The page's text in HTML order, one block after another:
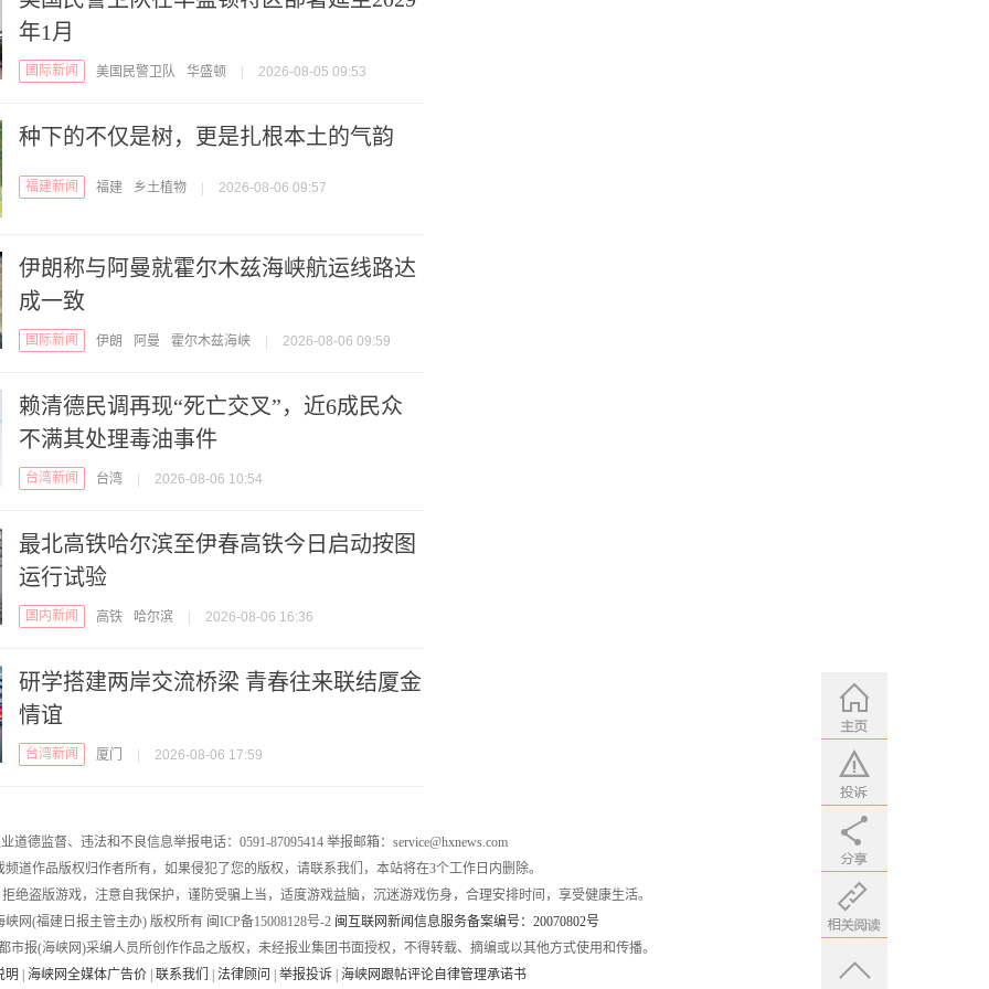
年1月
国际新闻 美国民警卫队 华盛顿 | 2026-08-05 09:53
种下的不仅是树，更是扎根本土的气韵
福建新闻 福建 乡土植物 | 2026-08-06 09:57
伊朗称与阿曼就霍尔木兹海峡航运线路达
成一致
国际新闻 伊朗 阿曼 霍尔木兹海峡 | 2026-08-06 09:59
赖清德民调再现“死亡交叉”，近6成民众
不满其处理毒油事件
台湾新闻 台湾 | 2026-08-06 10:54
最北高铁哈尔滨至伊春高铁今日启动按图
运行试验
国内新闻 高铁 哈尔滨 | 2026-08-06 16:36
研学搭建两岸交流桥梁 青春往来联结厦金
情谊
台湾新闻 厦门 | 2026-08-06 17:59
道德监督、违法和不良信息举报电话：0591-87095414 举报邮箱：service@hxnews.com
频道作品版权归作者所有，如果侵犯了您的版权，请联系我们，本站将在3个工作日内删除。
绝盗版游戏，注意自我保护，谨防受骗上当，适度游戏益脑，沉迷游戏伤身，合理安排时间，享受健康生活。
峡网(福建日报主管主办) 版权所有 闽ICP备15008128号-2 闽互联网新闻信息服务备案编号：20070802号
市报(海峡网)采编人员所创作作品之版权，未经报业集团书面授权，不得转载、摘编或以其他方式使用和传播。
明 | 海峡网全媒体广告价 | 联系我们 | 法律顾问 | 举报投诉 | 海峡网跟帖评论自律管理承诺书